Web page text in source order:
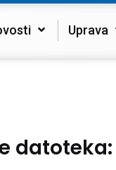
Uprava
datoteka: